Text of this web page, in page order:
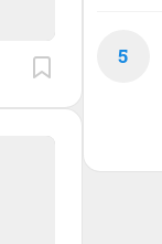
5